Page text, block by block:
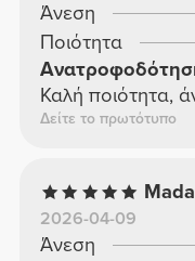
Άνεση
Ποιότητα
Καλή ποιότητα,
Δείτε το πρωτότυπο
2026-04-09
Άνεση